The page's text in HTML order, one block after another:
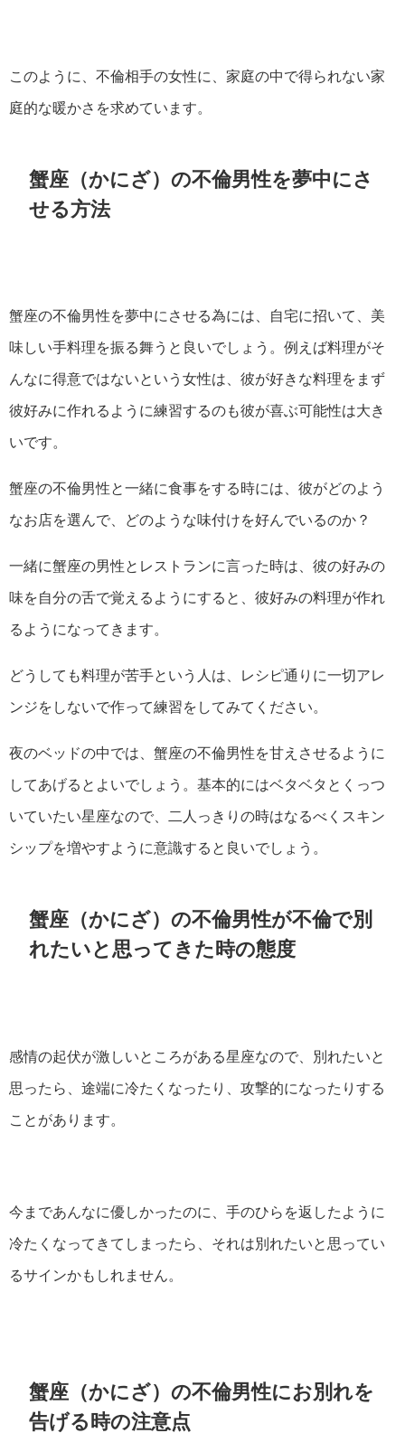
このように、不倫相手の女性に、家庭の中で得られない家
庭的な暖かさを求めています。
蟹座（かにざ）の不倫男性を夢中にさ
せる方法
蟹座の不倫男性を夢中にさせる為には、自宅に招いて、美
味しい手料理を振る舞うと良いでしょう。例えば料理がそ
んなに得意ではないという女性は、彼が好きな料理をまず
彼好みに作れるように練習するのも彼が喜ぶ可能性は大き
いです。
蟹座の不倫男性と一緒に食事をする時には、彼がどのよう
なお店を選んで、どのような味付けを好んでいるのか？
一緒に蟹座の男性とレストランに言った時は、彼の好みの
味を自分の舌で覚えるようにすると、彼好みの料理が作れ
るようになってきます。
どうしても料理が苦手という人は、レシピ通りに一切アレ
ンジをしないで作って練習をしてみてください。
夜のベッドの中では、蟹座の不倫男性を甘えさせるように
してあげるとよいでしょう。基本的にはベタベタとくっつ
いていたい星座なので、二人っきりの時はなるべくスキン
シップを増やすように意識すると良いでしょう。
蟹座（かにざ）の不倫男性が不倫で別
れたいと思ってきた時の態度
感情の起伏が激しいところがある星座なので、別れたいと
思ったら、途端に冷たくなったり、攻撃的になったりする
ことがあります。
今まであんなに優しかったのに、手のひらを返したように
冷たくなってきてしまったら、それは別れたいと思ってい
るサインかもしれません。
蟹座（かにざ）の不倫男性にお別れを
告げる時の注意点